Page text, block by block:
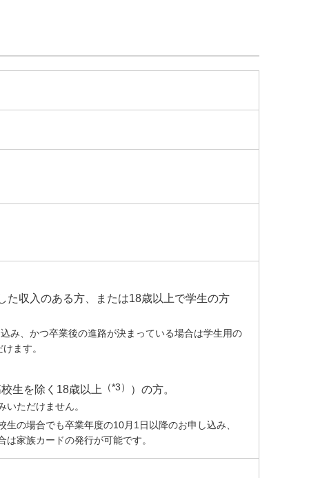
から
サイトにてご確認ください。
す。
た収入のある方、または18歳以上で学生の方
み、かつ卒業後の進路が決まっている場合は学生用の
ます。
生を除く18歳以上 （*3） ）の方。
ただけません。
の場合でも卒業年度の10月1日以降のお申し込み、
家族カードの発行が可能です。